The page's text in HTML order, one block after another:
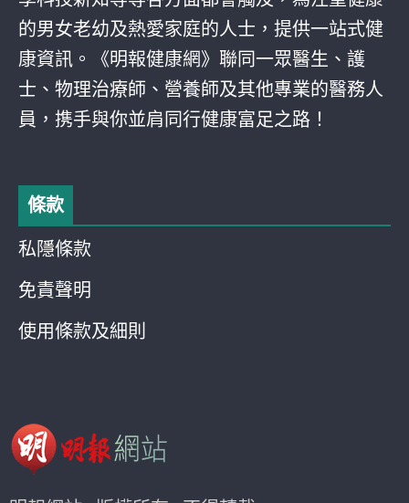
的男女老幼及熱愛家庭的人士，提供一站式健
康資訊。《明報健康網》聯同一眾醫生、護
士、物理治療師、營養師及其他專業的醫務人
員，携手與你並肩同行健康富足之路！
條款
私隱條款
免責聲明
使用條款及細則